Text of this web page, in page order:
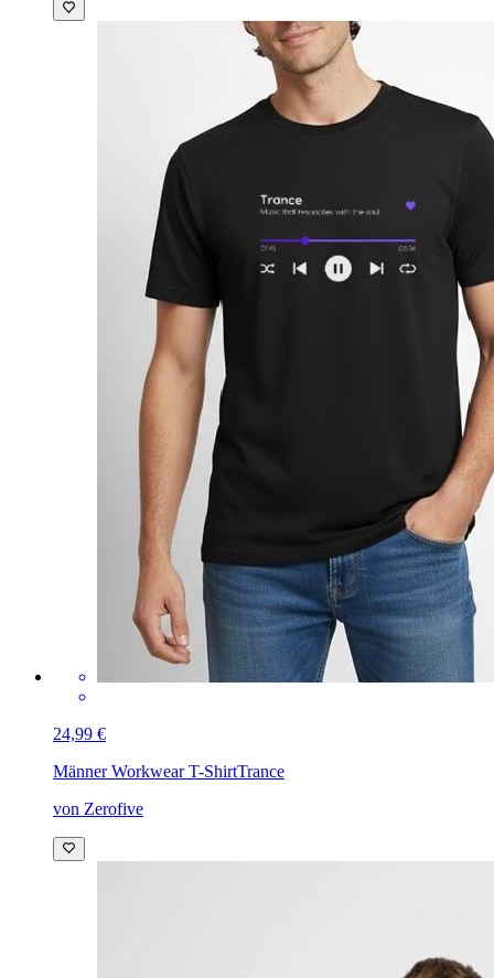
24,99 €
Männer Workwear T-ShirtTrance
von Zerofive